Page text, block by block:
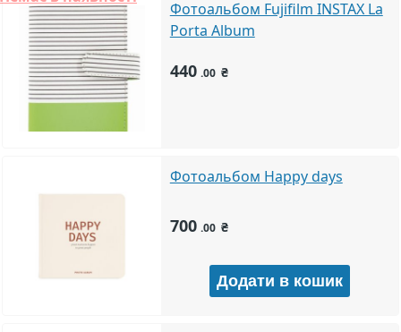
Фотоальбом Fujifilm INSTAX La
Porta Album
440 .00 ₴
Фотоальбом Happy days
700 .00 ₴